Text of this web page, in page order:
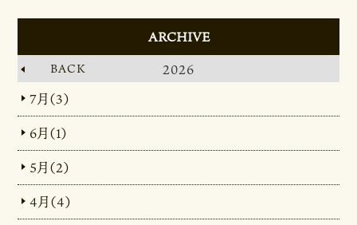
ARCHIVE
BACK
2026
7月（3）
6月（1）
5月（2）
4月（4）